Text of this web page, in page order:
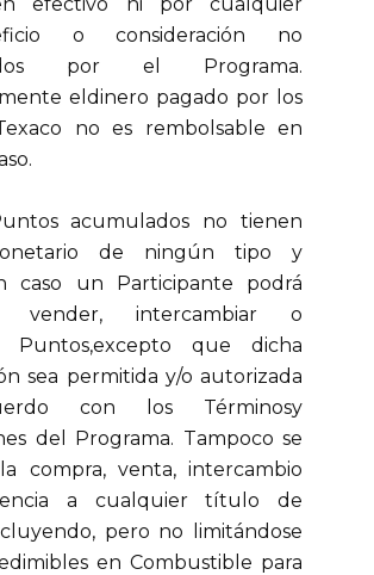
o consideración no
por el Programa.
eldinero pagado por los
no es rembolsable en
acumulados no tienen
de ningún tipo y
caso un Participante podrá
vender, intercambiar o
Puntos,excepto que dicha
sea permitida y/o autorizada
con los Términosy
del Programa. Tampoco se
compra, venta, intercambio
a cualquier título de
pero no limitándose
en Combustible para